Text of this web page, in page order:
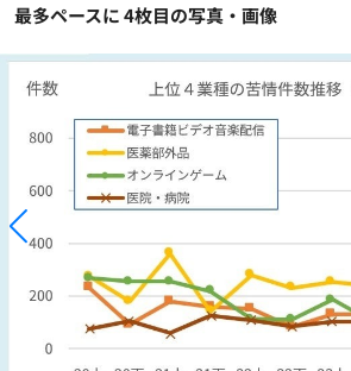
最多ペースに 4枚目の写真・画像